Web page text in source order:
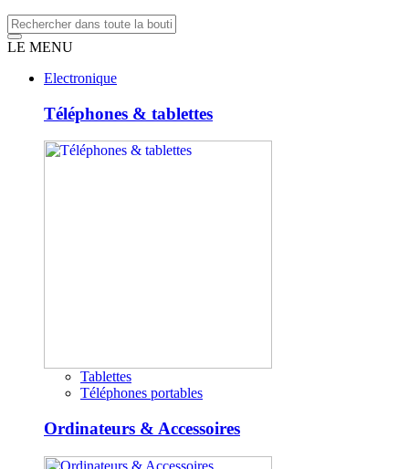
LE MENU
Electronique
Téléphones & tablettes
Tablettes
Téléphones portables
Ordinateurs & Accessoires